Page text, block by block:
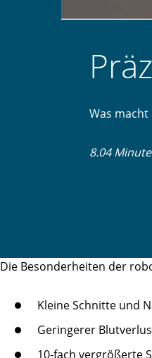
Was
8.04
Die Besonderheiten der
Kleine Schnitte und
Geringerer
10-fach vergrößerte